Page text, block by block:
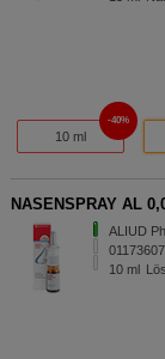
10 ml
40%
NASENSPRAY AL
ALIUD
01173607
10 ml